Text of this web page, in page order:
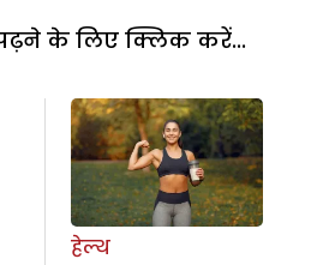
के लिए क्लिक करें...
हेल्थ